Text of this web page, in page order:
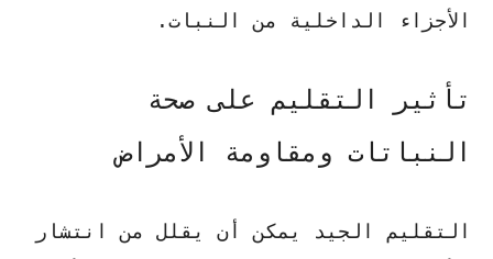
الأجزاء الداخلية من النبات.
تأثير التقليم على صحة
النباتات ومقاومة الأمراض
التقليم الجيد يمكن أن يقلل من انتشار